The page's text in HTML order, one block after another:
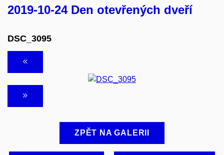
2019-10-24 Den otevřených dveří
DSC_3095
ZPĚT NA GALERII